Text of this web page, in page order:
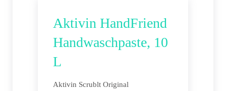
Aktivin HandFriend
Handwaschpaste, 10
L
Aktivin Scrublt Original